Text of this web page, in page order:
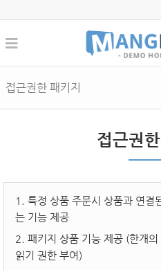
접근권한 패키지
접근권
1. 특정 상품 주문시 상품과 연결
는 기능 제공
2. 패키지 상품 기능 제공 (한개
읽기 권한 부여)